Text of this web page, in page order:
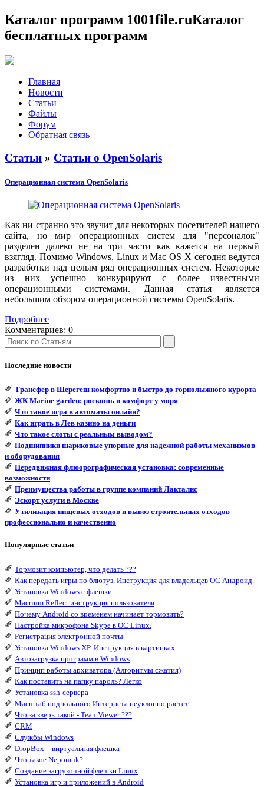
Каталог программ 1001file.ruКаталог
бесплатных программ
Главная
Новости
Статьи
Файлы
Форум
Обратная связь
Статьи » Статьи о OpenSolaris
Операционная система OpenSolaris
Как ни странно это звучит для некоторых посетителей нашего
сайта, но мир операционных систем для "персоналок"
разделен далеко не на три части как кажется на первый
взягляд. Помимо Windows, Linux и Mac OS X сегодня ведутся
разработки над целым ряд операционных систем. Некоторые
из них успешно конкурируют с более известными
операционными системами. Данная статья является
небольшим обзором операционной системы OpenSolaris.
Подробнее
Комментариев: 0
Последние новости
✐ Трансфер в Шерегеш комфортно и быстро до горнолыжного курорта
✐ ЖК Marine garden: роскошь и комфорт у моря
✐ Что такое игра в автоматы онлайн?
✐ Как играть в Лев казино на деньги
✐ Что такое слоты с реальным выводом?
✐ Подшипники шариковые упорные для надежной работы механизмов
и оборудования
✐ Передвижная флюорографическая установка: современные
возможности
✐ Преимущества работы в группе компаний Лакталис
✐ Эскорт услуги в Москве
✐ Утилизация пищевых отходов и вывоз строительных отходов
профессионально и качественно
Популярные статьи
✐ Тормозит компьютер, что делать ???
✐ Как передать игры по блютуз. Инструкция для владельцев ОС Андроид.
✐ Установка Windows с флешки
✐ Macrium Reflect инструкция пользователя
✐ Почему Android со временем начинает тормозить?
✐ Настройка микрофона Skype в ОС Linux.
✐ Регистрация электронной почты
✐ Установка Windows XP. Инструкция в картинках
✐ Автозагрузка программ в Windows
✐ Принцип работы архиватора (Алгоритмы сжатия)
✐ Как поставить на папку пароль? Легко
✐ Установка ssh-сервера
✐ Масштаб подпольного Интернета неуклонно растёт
✐ Что за зверь такой - TeamViewer ???
✐ CRM
✐ Службы Windows
✐ DropBox – виртуальная флешка
✐ Что такое Nepomuk?
✐ Создание загрузочной флешки Linux
✐ Установка игр и приложений в Android